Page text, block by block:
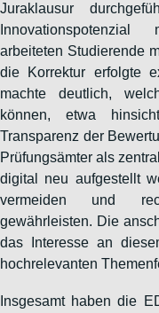
Juraklausur
arbeiteten Studierende
die Korrektur erfolgte
machte deutlich,
können, etwa
Transparenz der
Prüfungsämter als
digital neu aufgestellt
vermeiden und
gewährleisten. Die
das Interesse an
hochrelevanten
Insgesamt haben die